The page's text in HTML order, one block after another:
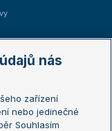
nás
zařízení
nebo jedinečné
Souhlasím